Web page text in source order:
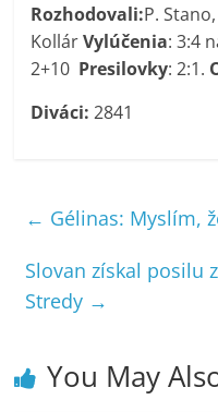
Rozhodovali:P.
KollárVylúčenia: 3:4
2+10 Presilovky: 2:1.
Diváci:2841
← Gélinas: Myslím,
Slovan získal posilu
Stredy →
You May